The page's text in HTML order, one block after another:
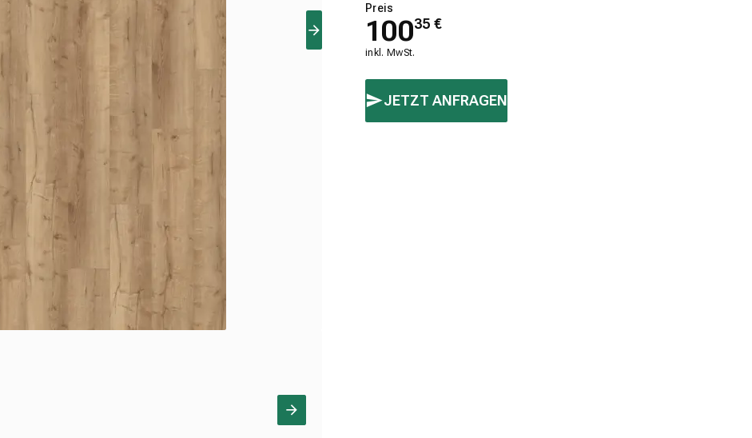
Preis
10035 €
inkl. MwSt.
JETZT ANFRAGEN